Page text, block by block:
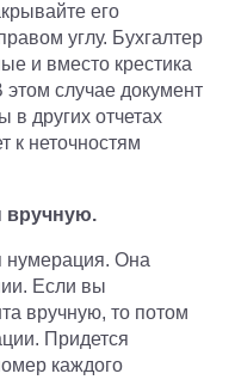
его
углу. Бухгалтер
и вместо крестика
этом случае документ
в других отчетах
к неточностям
вручную.
нумерация. Она
Если вы
вручную, то потом
Придется
каждого